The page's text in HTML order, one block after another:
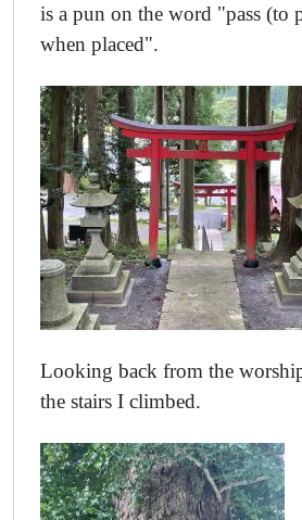
is a pun on the word "pass (to
when placed".
Looking back from the
the stairs I climbed.